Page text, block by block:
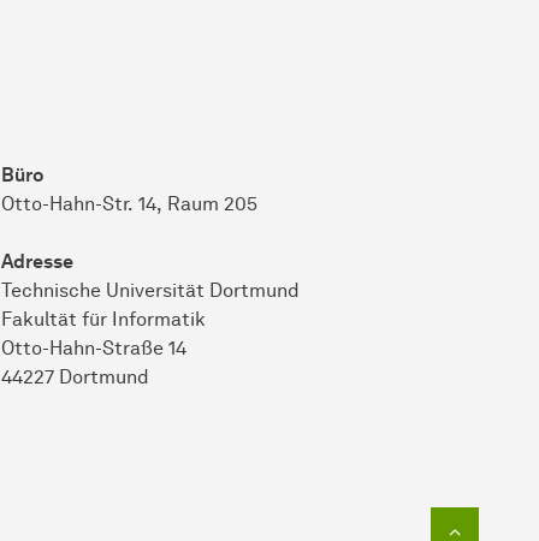
Büro
Otto-Hahn-Str. 14, Raum 205
Adresse
Technische Universität Dortmund
Fakultät für Informatik
Otto-Hahn-Straße 14
44227 Dortmund